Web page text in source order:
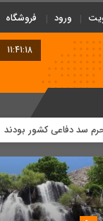
ورود فروشگاه
11:41:19
کشور بودند